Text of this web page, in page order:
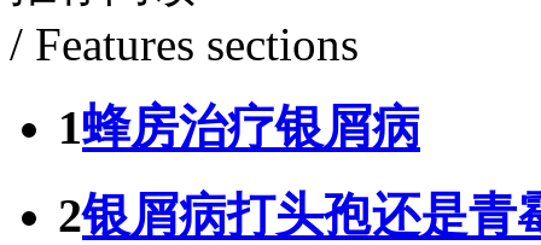
/ Features sections
1蜂房治疗银屑病
2银屑病打头孢还是青